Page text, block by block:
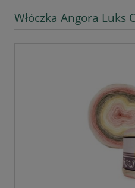
Włóczka Angora Luks